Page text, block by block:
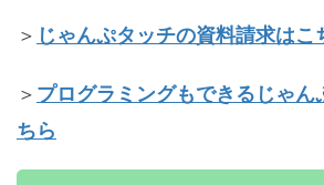
＞ じゃんぷタッチの資料請求はこ
＞プログラミングもできるじゃん
ちら